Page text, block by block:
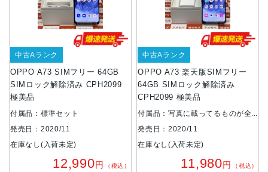
OPPO A73 SIMフリー 64GB
SIMロック解除済み CPH2099
極美品
中古Aランク
付属品：標準セット
発売日：2020/11
在庫なし(入荷未定)
12,990円 （税込）
OPPO A73 楽天版SIMフリー
64GB SIMロック解除済み
CPH2099 極美品
中古Aランク
付属品：写真に載ってるものが全
てです。
発売日：2020/11
在庫なし(入荷未定)
11,980円 （税込）